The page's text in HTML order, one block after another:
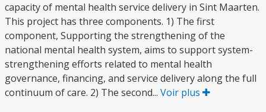
capacity of mental health service delivery in Sint Maarten.
This project has three components. 1) The first
component, Supporting the strengthening of the
national mental health system, aims to support system-
strengthening efforts related to mental health
governance, financing, and service delivery along the full
continuum of care. 2) The second... Voir plus